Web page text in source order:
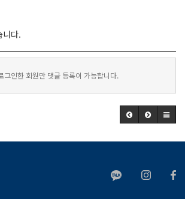
니다.
그인한 회원만 댓글 등록이 가능합니다.